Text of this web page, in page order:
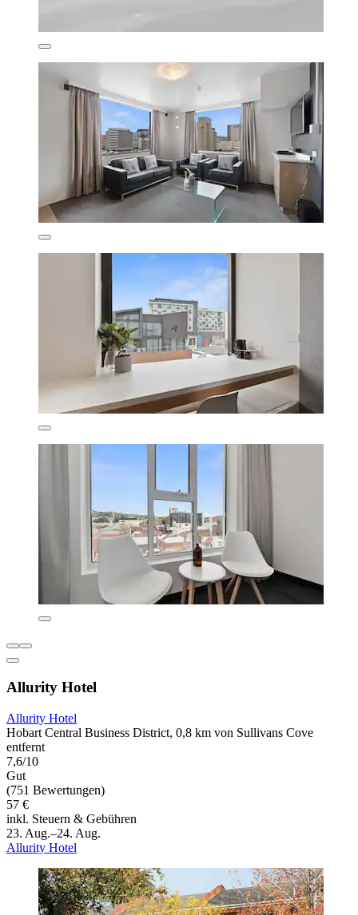
Allurity Hotel
Allurity Hotel
Hobart Central Business District, 0,8 km von Sullivans Cove
entfernt
7,6/10
Gut
(751 Bewertungen)
57 €
inkl. Steuern & Gebühren
23. Aug.–24. Aug.
Allurity Hotel